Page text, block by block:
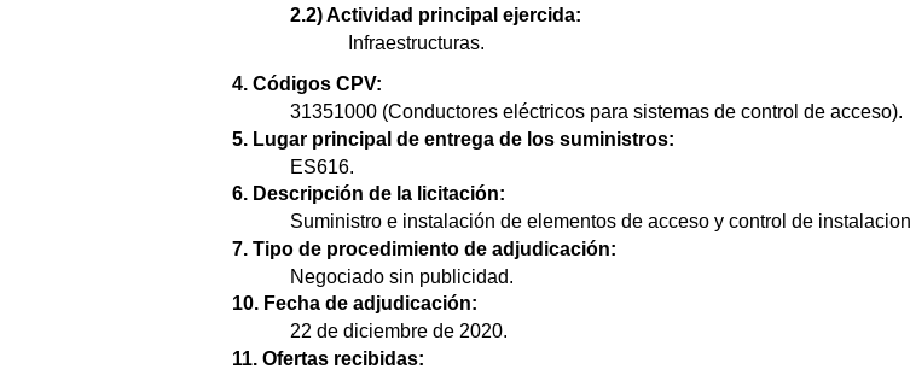
2.2) Actividad principal ejercida:
Infraestructuras.
4. Códigos CPV:
31351000 (Conductores eléctricos para sistemas de control de acceso).
5. Lugar principal de entrega de los suministros:
ES616.
6. Descripción de la licitación:
Suministro e instalación de elementos de acceso y control de
7. Tipo de procedimiento de adjudicación:
Negociado sin publicidad.
10. Fecha de adjudicación:
22 de diciembre de 2020.
11. Ofertas recibidas: